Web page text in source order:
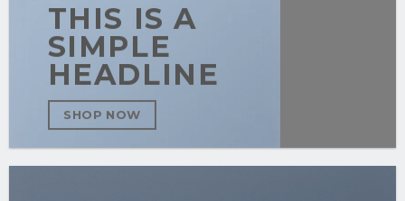
THIS IS A
SIMPLE
HEADLINE
SHOP NOW